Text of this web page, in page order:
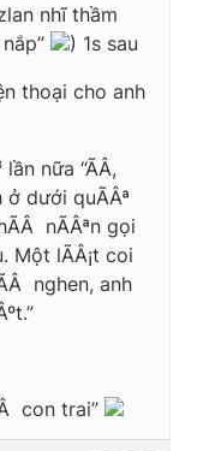
nhĩ thầm
) 1s sau
thoại cho anh
nữa “ÃÂ,
ở dưới quÃÂª
nÃÂªn gọi
Một lÃÂ¡t coi
nghen, anh
con trai”